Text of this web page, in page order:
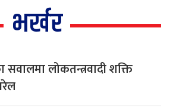
भर्खर
सवालमा लोकतन्त्रवादी शक्ति